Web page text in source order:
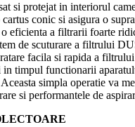
si protejat in interiorul
cartus conic si asigura o
eficienta a filtrarii foarte
de scuturare a filtrului
facila si rapida a
in timpul functionarii
simpla operatie va
si performantele de